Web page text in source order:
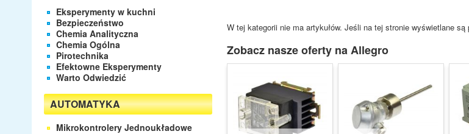
Eksperymenty w kuchni
Bezpieczeństwo
Chemia Analityczna
Chemia Ogólna
Pirotechnika
Efektowne Eksperymenty
Warto Odwiedzić
AUTOMATYKA
Mikrokontrolery Jednoukładowe
W tej kategorii nie ma artykułów. Jeśli na tej stronie wyświetlane są
Zobacz nasze oferty na Allegro